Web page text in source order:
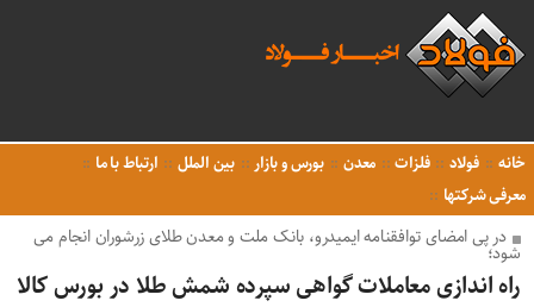
خانه فولاد فلزات معدن بورس و بازار بین الملل
ارتباط با ما
معرفی شرکتها
در پی امضای توافقنامه ایمیدرو، بانک ملت و معدن طلای زرشوران انجام می
شود؛
راه اندازی معاملات گواهی سپرده شمش طلا در بورس کالا